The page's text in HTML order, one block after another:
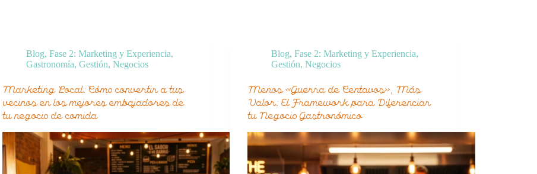
Blog,Fase 2: Marketing y Experiencia,
Gastronomía,Gestión,Negocios
Marketing Local: Cómo convertir a tus
vecinos en los mejores embajadores de
tu negocio de comida
Blog,Fase 2: Marketing y Experiencia,
Gestión,Negocios
Menos «Guerra de Centavos», Más
Valor: El Framework para Diferenciar
tu Negocio Gastronómico